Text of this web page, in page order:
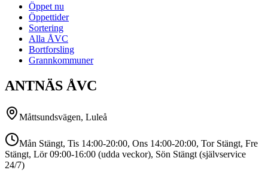
Öppet nu
Öppettider
Sortering
Alla ÅVC
Bortforsling
Grannkommuner
ANTNÄS ÅVC
Måttsundsvägen, Luleå
Mån Stängt, Tis 14:00-20:00, Ons 14:00-20:00, Tor Stängt, Fre
Stängt, Lör 09:00-16:00 (udda veckor), Sön Stängt (självservice
24/7)